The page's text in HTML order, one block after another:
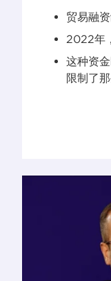
贸易融
2022年
这种资
限制了